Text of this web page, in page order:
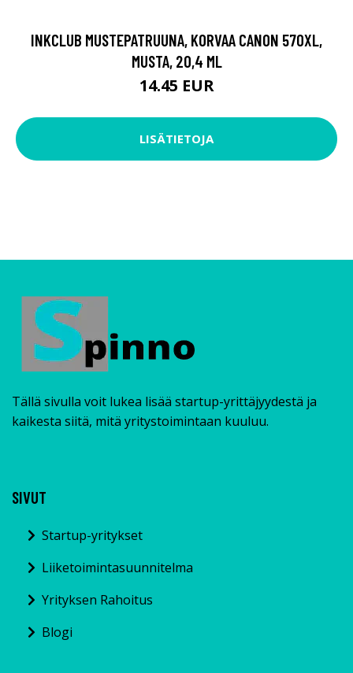
INKCLUB MUSTEPATRUUNA, KORVAA CANON 570XL,
MUSTA, 20,4 ML
14.45 EUR
LISÄTIETOJA
Tällä sivulla voit lukea lisää startup-yrittäjyydestä ja
kaikesta siitä, mitä yritystoimintaan kuuluu.
SIVUT
Startup-yritykset
Liiketoimintasuunnitelma
Yrityksen Rahoitus
Blogi